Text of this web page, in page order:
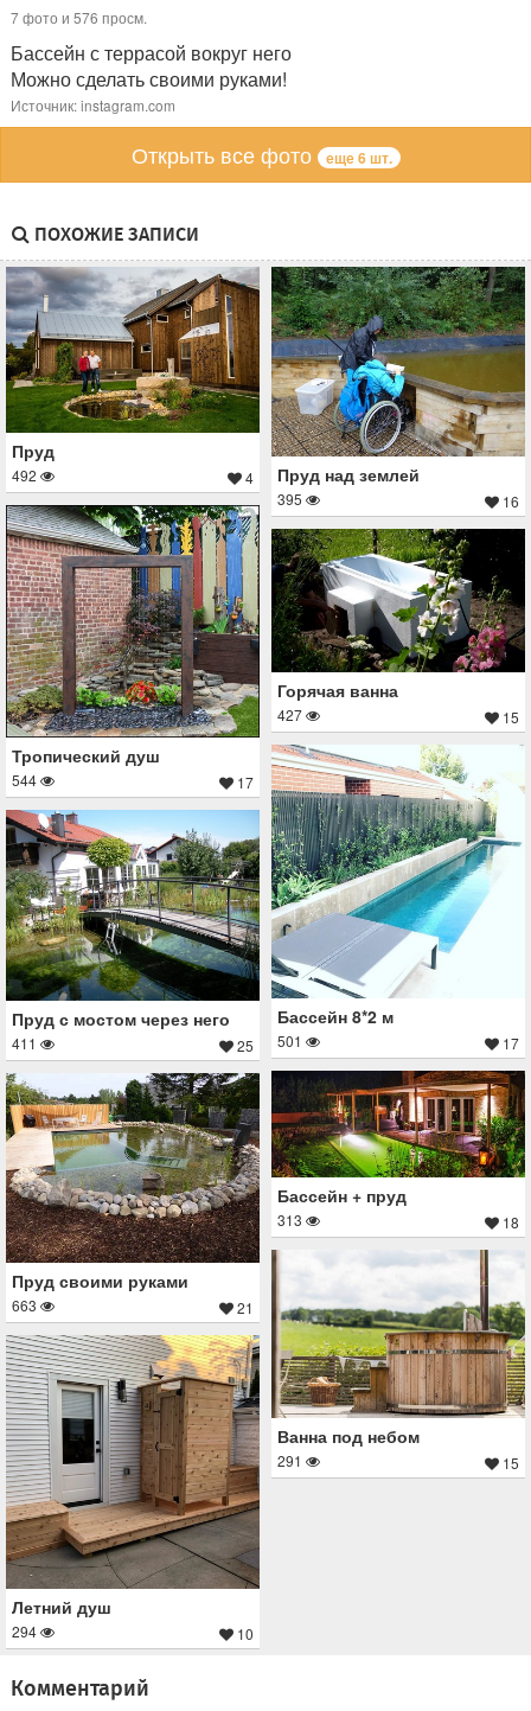
7 фото и 576 просм.
Бассейн с террасой вокруг него
Можно сделать своими руками!
Источник: instagram.com
Открыть все фото еще 6 шт.
ПОХОЖИЕ ЗАПИСИ
Пруд
492 4 Пруд над землей
395 16
Тропический душ
544 17
Горячая ванна
427 15
Бассейн 8*2 м
501 17
Пруд с мостом через него
411 25
Бассейн + пруд
313 18
Пруд своими руками
663 21
Ванна под небом
291 15
Летний душ
294 10
Комментарий